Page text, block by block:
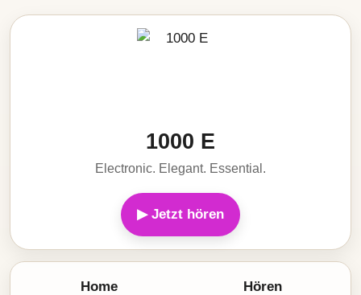
1000 E
Electronic. Elegant. Essential.
▶ Jetzt hören
Home Hören